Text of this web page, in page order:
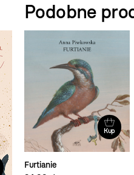
Podobne
Kup
Furtianie